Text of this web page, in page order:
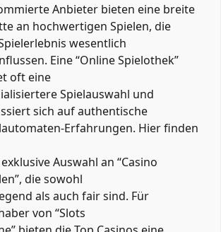
Anbieter bieten eine breite
an hochwertigen Spielen, die
wesentlich
Eine “Online Spielothek”
oft eine
Spielauswahl und
sich auf authentische
Erfahrungen. Hier finden
Auswahl an “Casino
die sowohl
als auch fair sind. Für
von “Slots